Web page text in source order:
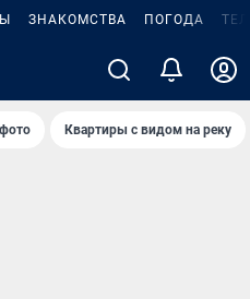
ЗНАКОМСТВА ПОГОДА
Квартиры с видом на реку